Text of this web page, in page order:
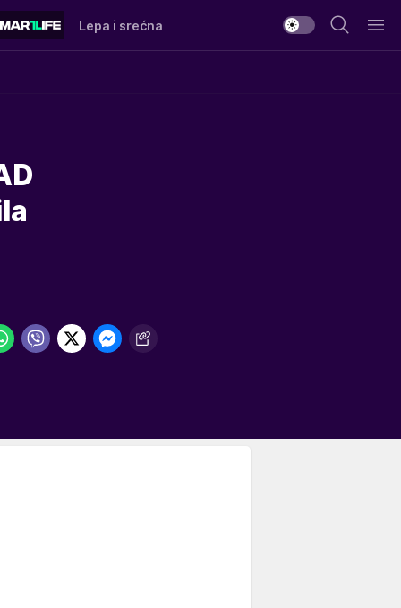
Lepa i srećna